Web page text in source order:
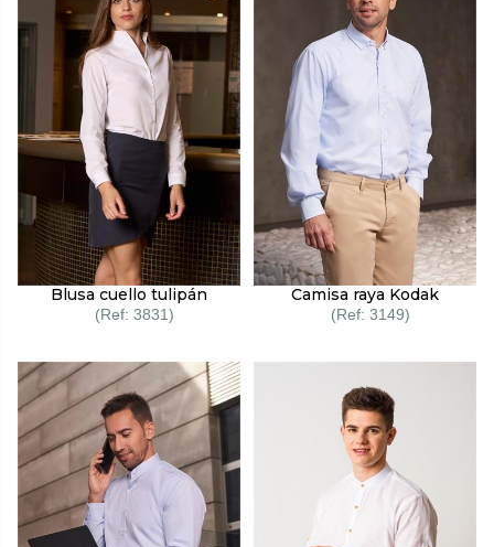
Blusa cuello tulipán
3831
Camisa raya Kodak
3149